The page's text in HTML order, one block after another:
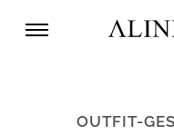
OUTFIT-